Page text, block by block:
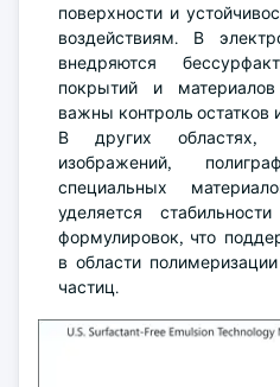
поверхности и
воздействиям. В
внедряются
покрытий и
важны контроль остатков
В других областях,
изображений,
специальных
уделяется
формулировок, что
в области
частиц.